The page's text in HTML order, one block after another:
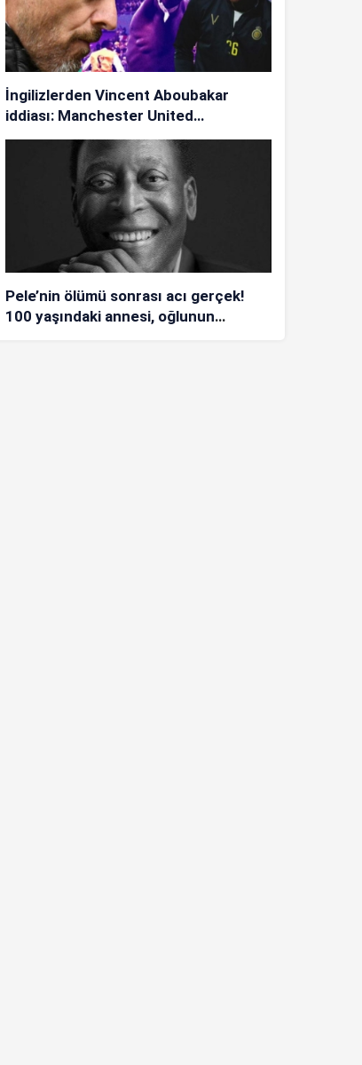
İngilizlerden Vincent Aboubakar
iddiası: Manchester United…
Pele’nin ölümü sonrası acı gerçek!
100 yaşındaki annesi, oğlunun